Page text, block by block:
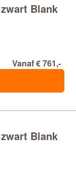
Blank
Vanaf € 761,-
Blank